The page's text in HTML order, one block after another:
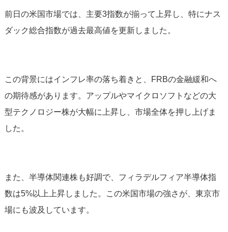
前日の米国市場では、主要3指数が揃って上昇し、特にナス
ダック総合指数が過去最高値を更新しました。
この背景にはインフレ率の落ち着きと、FRBの金融緩和へ
の期待感があります。アップルやマイクロソフトなどの大
型テクノロジー株が大幅に上昇し、市場全体を押し上げま
した。
また、半導体関連株も好調で、フィラデルフィア半導体指
数は5%以上上昇しました。この米国市場の強さが、東京市
場にも波及しています。